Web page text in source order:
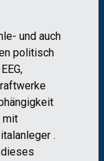
und auch
politisch
mit
.